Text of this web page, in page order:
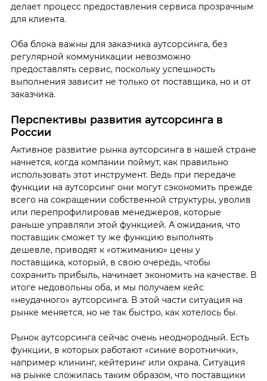
делает процесс предоставления сервиса прозрачным
для клиента.
Оба блока важны для заказчика аутсорсинга, без
регулярной коммуникации невозможно
предоставлять сервис, поскольку успешность
выполнения зависит не только от поставщика, но и от
заказчика.
Перспективы развития аутсорсинга в
России
Активное развитие рынка аутсорсинга в нашей стране
начнется, когда компании поймут, как правильно
использовать этот инструмент. Ведь при передаче
функции на аутсорсинг они могут сэкономить прежде
всего на сокращении собственной структуры, уволив
или перепрофилировав менеджеров, которые
раньше управляли этой функцией. А ожидания, что
поставщик сможет ту же функцию выполнять
дешевле, приводят к «отжиманию» цены у
поставщика, который, в свою очередь, чтобы
сохранить прибыль, начинает экономить на качестве. В
итоге недовольны оба, и мы получаем кейс
«неудачного» аутсорсинга. В этой части ситуация на
рынке меняется, но не так быстро, как хотелось бы.
Рынок аутсорсинга сейчас очень неоднородный. Есть
функции, в которых работают «синие воротнички»,
например клининг, кейтеринг или охрана. Ситуация
на рынке сложилась таким образом, что поставщики